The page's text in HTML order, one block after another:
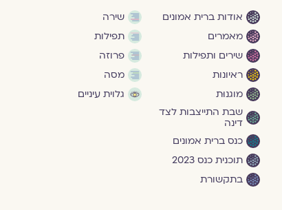
אודות ברית אמונים
מאמרים
שירים ותפילות
ראיונות
מוגנוּת
שבת התייצבות לצד
דינה
כנס ברית אמונים
תוכנית כנס 2023
בתקשורת
שירה
תפילות
פרוזה
מסה
גלוית עיניים